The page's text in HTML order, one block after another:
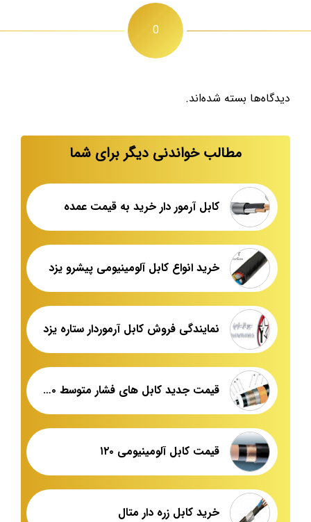
0
دیدگاه‌ها بسته شده‌اند.
مطالب خواندنی دیگر برای شما
کابل آرمور دار خرید به قیمت عمده
خرید انواع کابل آلومینیومی پیشرو یزد
نمایندگی فروش کابل آرموردار ستاره یزد
قیمت جدید کابل های فشار متوسط ۲۰ کیلو ولت
قیمت کابل آلومینیومی ۱۲۰
خرید کابل زره دار متال